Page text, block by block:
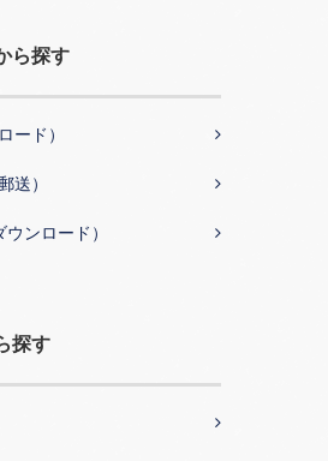
ら探す
ード）
送）
ンロード）
探す